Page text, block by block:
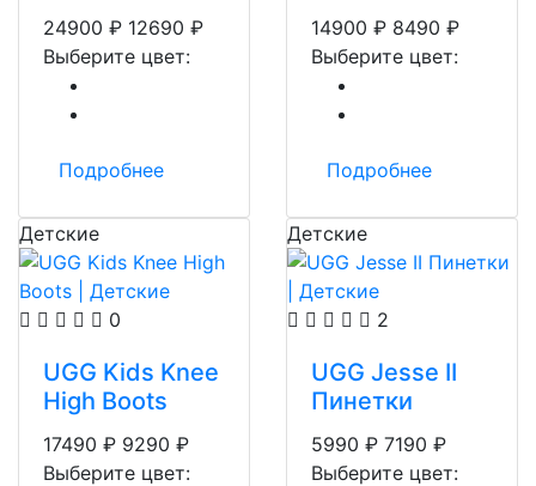
24900 ₽ 12690 ₽
Выберите цвет:
Подробнее
14900 ₽ 8490 ₽
Выберите цвет:
Подробнее
Детские
0
UGG Kids Knee
High Boots
17490 ₽ 9290 ₽
Выберите цвет:
Детские
2
UGG Jesse II
Пинетки
5990 ₽ 7190 ₽
Выберите цвет: